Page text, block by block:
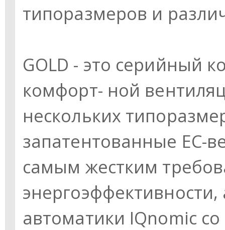
типоразмеров и
GOLD - это серийный
комфорт- ной
нескольких
запатентованные ЕС-
самым жестким
автоматики IQnomic